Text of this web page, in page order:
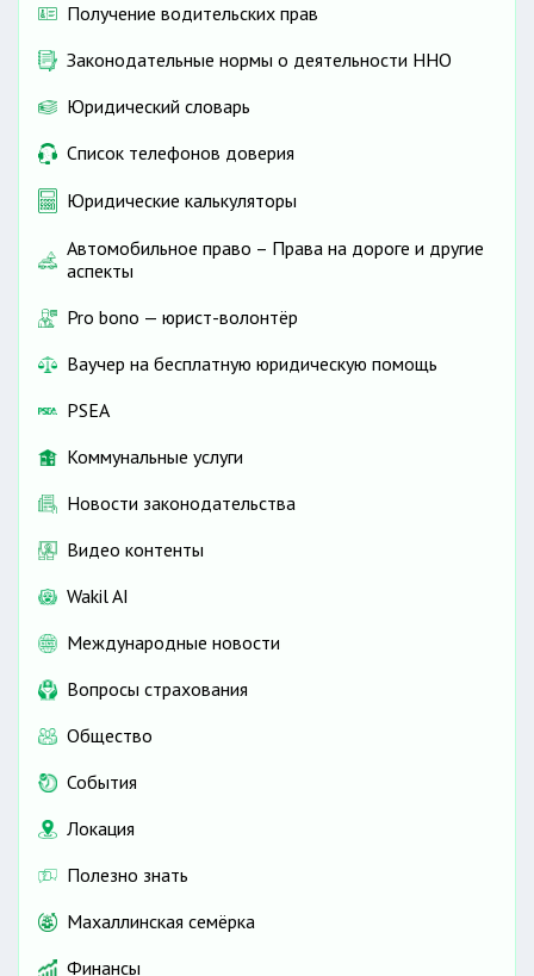
Получение водительских прав
Законодательные нормы о деятельности ННО
Юридический словарь
Список телефонов доверия
Юридические калькуляторы
Автомобильное право – Права на дороге и другие
аспекты
Pro bono — юрист-волонтёр
Ваучер на бесплатную юридическую помощь
PSEA
Коммунальные услуги
Новости законодательства
Видео контенты
Wakil AI
Международные новости
Вопросы страхования
Общество
События
Локация
Полезно знать
Махаллинская семёрка
Финансы